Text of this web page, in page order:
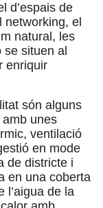
d’espais de
el
natural, les
situen al
enriquir
són alguns
amb unes
ventilació
en mode
de districte i
en una coberta
l’aigua de la